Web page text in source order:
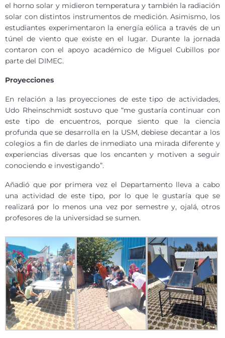
el horno solar y midieron temperatura y también la radiación
solar con distintos instrumentos de medición. Asimismo, los
estudiantes experimentaron la energía eólica a través de un
túnel de viento que existe en el lugar. Durante la jornada
contaron con el apoyo académico de Miguel Cubillos por
parte del DIMEC.
Proyecciones
En relación a las proyecciones de este tipo de actividades,
Udo Rheinschmidt sostuvo que “me gustaría continuar con
este tipo de encuentros, porque siento que la ciencia
profunda que se desarrolla en la USM, debiese decantar a los
colegios a fin de darles de inmediato una mirada diferente y
experiencias diversas que los encanten y motiven a seguir
conociendo e investigando”.
Añadió que por primera vez el Departamento lleva a cabo
una actividad de este tipo, por lo que le gustaría que se
realizará por lo menos una vez por semestre y, ojalá, otros
profesores de la universidad se sumen.